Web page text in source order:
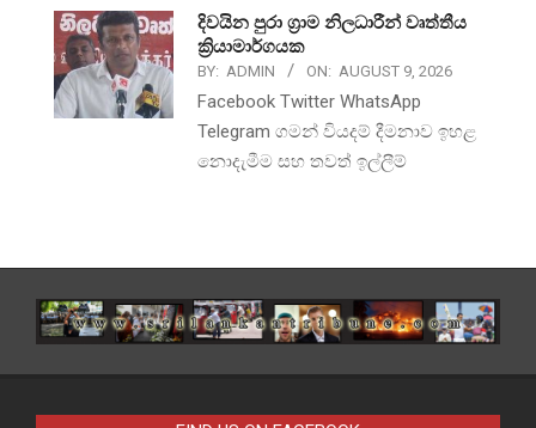
දිවයින පුරා ග්‍රාම නිලධාරීන් වෘත්තීය
ක්‍රියාමාර්ගයක
BY: ADMIN ON: AUGUST 9, 2026
Facebook Twitter WhatsApp
Telegram ගමන් වියදම් දීමනාව ඉහළ
නොදැමීම සහ තවත් ඉල්ලීම්